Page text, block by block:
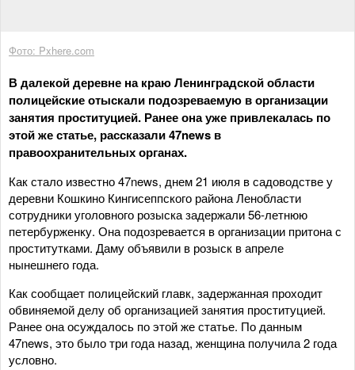
Фото: Pxhere.com
В далекой деревне на краю Ленинградской области
полицейские отыскали подозреваемую в организации
занятия проституцией. Ранее она уже привлекалась по
этой же статье, рассказали 47news в
правоохранительных органах.
Как стало известно 47news, днем 21 июля в садоводстве у
деревни Кошкино Кингисеппского района Ленобласти
сотрудники уголовного розыска задержали 56-летнюю
петербурженку. Она подозревается в организации притона с
проститутками. Даму объявили в розыск в апреле
нынешнего года.
Как сообщает полицейский главк, задержанная проходит
обвиняемой делу об организацией занятия проституцией.
Ранее она осуждалось по этой же статье. По данным
47news, это было три года назад, женщина получила 2 года
условно.